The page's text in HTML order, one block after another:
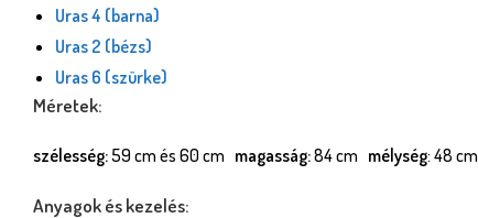
Uras 4 (barna)
Uras 2 (bézs)
Uras 6 (szürke)
Méretek:
szélesség:59 cm és 60 cm magasság:84 cm mélység: 48 cm
Anyagok és kezelés: